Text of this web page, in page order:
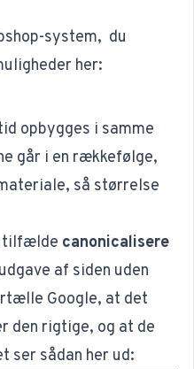
system, du
her:
opbygges i samme
går i en rækkefølge,
så størrelse
tilfælde canonicalisere
af siden uden
Google, at det
den rigtige, og at de
ser sådan her ud: